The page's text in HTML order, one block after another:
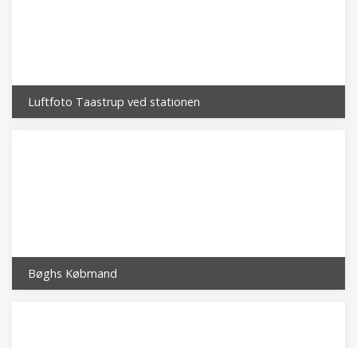
Luftfoto Taastrup ved stationen
Bøghs Købmand